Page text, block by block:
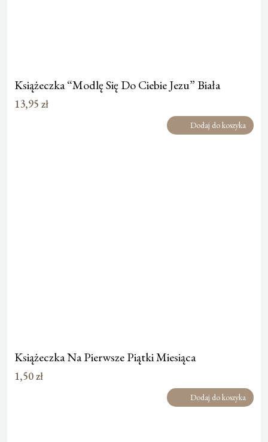
Książeczka “Modlę Się Do Ciebie Jezu” Biała
13,95 zł
Dodaj do koszyka
Książeczka Na Pierwsze Piątki Miesiąca
1,50zł
Dodaj do koszyka